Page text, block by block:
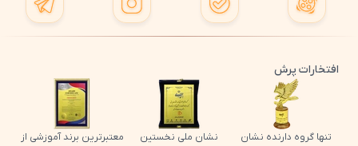
افتخارات پرش
تنها گروه دارنده نشان
نشان ملی نخستین
معتبرترین برند آموزشی از